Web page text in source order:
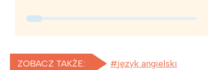
ZOBACZ TAKŻE:
język angielski